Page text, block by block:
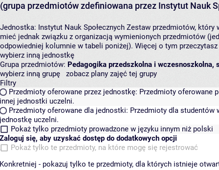
(grupa przedmiotów zdefiniowana przez Instytut Nauk
Jednostka: Instytut Nauk Społecznych Zestaw przedmiotów, który
mieć jednak związku z organizacją wymienionych przedmiotów
odpowiedniej kolumnie w tabeli poniżej). Więcej o tym
wybierz inną jednostkę
Grupa przedmiotów: Pedagogika przedszkolna i wczesnoszkolna,
wybierz inną grupę
zobacz plany zajęć tej grupy
Filtry
Przedmioty oferowane przez jednostkę: Przedmioty oferowane
innej jednostki uczelni.
Przedmioty oferowane dla jednostki: Przedmioty dla studentów
jednostkę uczelni.
Pokaż tylko przedmioty prowadzone w języku innym niż polski
Zaloguj się, aby uzyskać dostęp do dodatkowych opcji
Pokaż tylko te przedmioty, na które mogę się rejestrować
Konkretniej - pokazuj tylko te przedmioty, dla których istnieje